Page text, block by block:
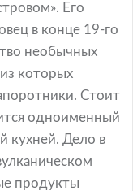
Его
в конце 19-го
необычных
которых
Стоит
одноименный
кухней. Дело в
продукты